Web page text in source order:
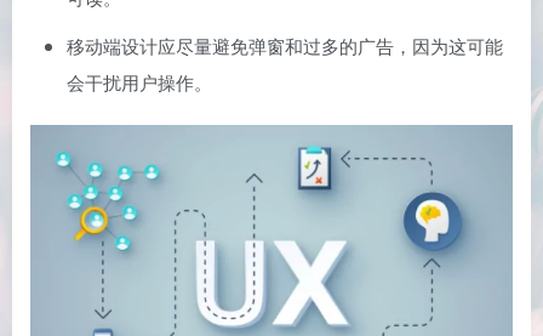
移动端设计应尽量避免弹窗和过多的广告，因为这可能
会干扰用户操作。